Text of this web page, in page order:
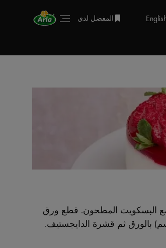
المفضل لدي
مع البسكويت المطحون. قطع ورق
دائريًا، ثم قم بتبطين صينية خبز (قطرها ٢٣ سم) بالورق ثم قشرة الدايجستيف.